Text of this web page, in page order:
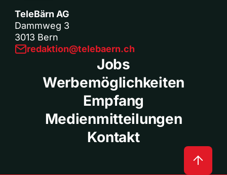
TeleBärn AG
Dammweg 3
3013 Bern
redaktion@telebaern.ch
Jobs
Werbemöglichkeiten
Empfang
Medienmitteilungen
Kontakt